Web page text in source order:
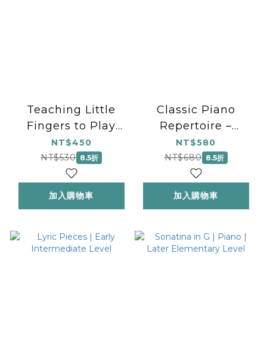
Teaching Little
Fingers to Play
Disney Tunes -
Early Elementary
Level
NT$450
NT$530 8.5折
加入購物車
Classic Piano
Repertoire –
William Gillock |
National
Federation of
Music Clubs 2020-
2024 Selection
NT$580
NT$680 8.5折
加入購物車